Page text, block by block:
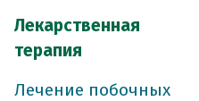
Лекарственная
терапия
Лечение побочных